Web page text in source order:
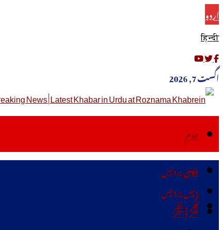
اردو
हिन्दी
اگست 7, 2026
ہوم
دیس پردیس
فکر ونظر
ہوم
دیس پردیس
فکر ونظر